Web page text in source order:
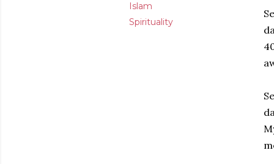
Islam
Spirituality